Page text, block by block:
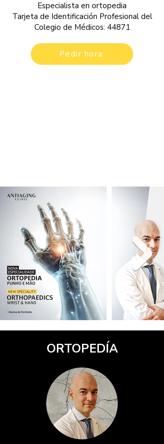
Especialista en ortopedia
Tarjeta de Identificación Profesional del
Colegio de Médicos: 44871
Pedir hora
ORTOPEDÍA